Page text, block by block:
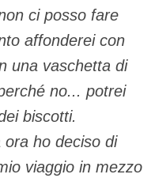
ci posso fare
affonderei con
una vaschetta di
no... potrei
biscotti.
ho deciso di
viaggio in mezzo